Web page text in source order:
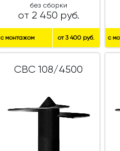
без сборки
от 2 450 руб.
с монтажом от 3 400 руб. с
СВС 108/4500